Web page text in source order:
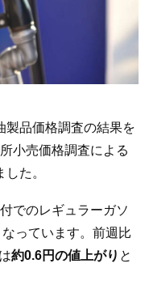
製品価格調査の結果を
小売価格調査による
た。
でのレギュラーガソ
なっています。前週比
約0.6円の値上がり と